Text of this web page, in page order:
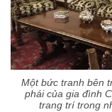
Một bức tranh bên
phái của gia đình
trang trí trong